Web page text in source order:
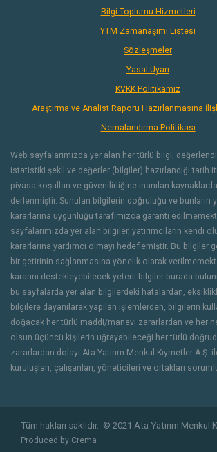
Bilgi Toplumu Hizmetleri
YTM Zamanaşımı Listesi
Sözleşmeler
Yasal Uyarı
KVKK Politikamız
Araştırma ve Analist Raporu Hazırlanmasına
Nemalandırma Politikası
Web sayfalarımızda yer alan her türlü bilgi,
istatistiki şekil ve değerler (bilgiler) hazırlandığı tarih
piyasa koşulları ve güvenilirliğine inanılan
derlenmiştir. Sunulan bilgilerin doğruluğu ve bunların
kararlarına uygunluğu tarafımızca garanti
sayfalarımızda yer alan bilgiler, yatırımcıların kendi
kararlarına yardımcı olmayı hedeflemiştir. Bu bilgiler
bir getirinin sağlanmasına yönelik olarak
kararını destekleyebilecek yeterli bilgiler burada
bu sayfalarda yer alan bilgilerdeki hatalardan,
bilgilere dayanılarak yapılan işlemlerden, bilgilerin
doğacak her türlü maddi/manevi zararlardan ve her
olsun üçüncü kişilerin uğrayabileceği her türlü
zararlardan dolayı Ata Yatırım Menkul Kıymetler A.Ş.
kuruluşları, çalışanları, yöneticileri ve ortakları
Tüm hakları saklıdır. © 2021 Ata Yatırım Menkul
Produced by Crema